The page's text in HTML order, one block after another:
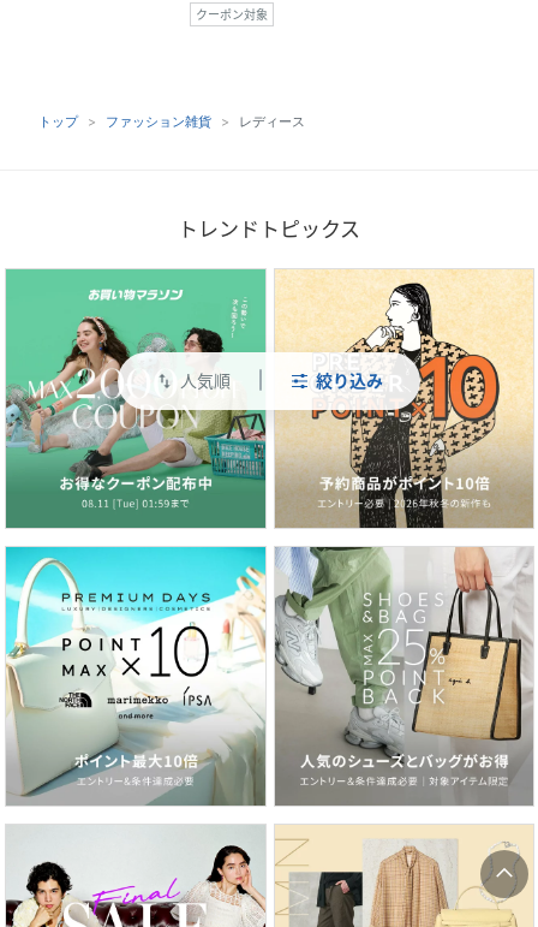
swap_vert 人気順 絞り込み
クーポン対象
トップ ファッション雑貨 レディース
トレンドトピックス